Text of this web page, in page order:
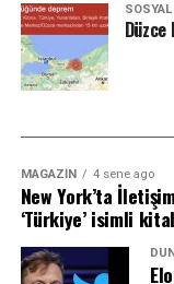
Düzce
MAGAZIN 4 sene ago
New York’ta
‘Türkiye’ isimli